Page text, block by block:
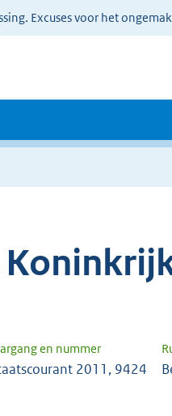
Excuses voor het
en nummer
2011, 9424